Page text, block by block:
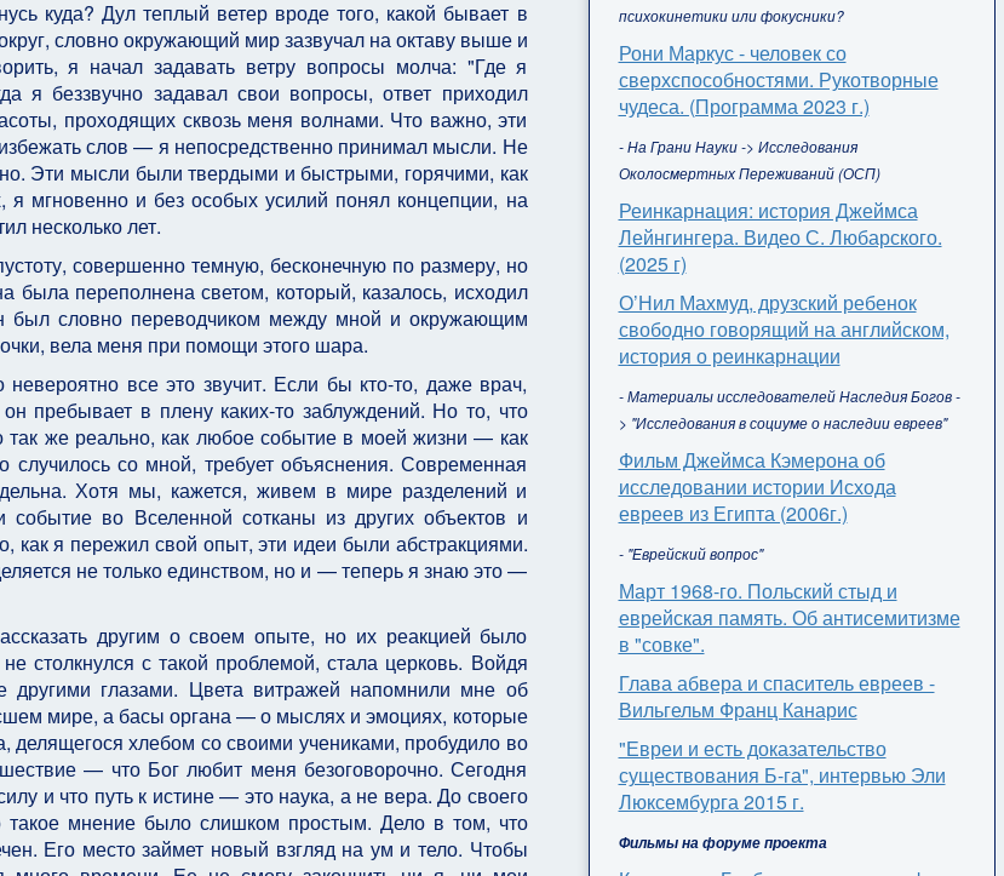
куда? Дул теплый ветер вроде того, какой бывает в
словно окружающий мир зазвучал на октаву выше и
я начал задавать ветру вопросы молча: "Где я
я беззвучно задавал свои вопросы, ответ приходил
проходящих сквозь меня волнами. Что важно, эти
слов — я непосредственно принимал мысли. Не
Эти мысли были твердыми и быстрыми, горячими, как
мгновенно и без особых усилий понял концепции, на
несколько лет.
совершенно темную, бесконечную по размеру, но
переполнена светом, который, казалось, исходил
словно переводчиком между мной и окружающим
вела меня при помощи этого шара.
все это звучит. Если бы кто-то, даже врач,
пребывает в плену каких-то заблуждений. Но то, что
же реально, как любое событие в моей жизни — как
со мной, требует объяснения. Современная
Хотя мы, кажется, живем в мире разделений и
во Вселенной сотканы из других объектов и
как я пережил свой опыт, эти идеи были абстракциями.
не только единством, но и — теперь я знаю это —
другим о своем опыте, но их реакцией было
столкнулся с такой проблемой, стала церковь. Войдя
глазами. Цвета витражей напомнили мне об
мире, а басы органа — о мыслях и эмоциях, которые
хлебом со своими учениками, пробудило во
— что Бог любит меня безоговорочно. Сегодня
и что путь к истине — это наука, а не вера. До своего
мнение было слишком простым. Дело в том, что
Его место займет новый взгляд на ум и тело. Чтобы
психокинетики или фокусники?
Рони Маркус - человек со
сверхспособностями. Рукотворные
чудеса. (Программа 2023 г.)
- На Грани Науки -> Исследования
Околосмертных Переживаний (ОСП)
Реинкарнация: история Джеймса
Лейнгингера. Видео С. Любарского.
(2025 г)
О’Нил Махмуд, друзский ребенок
свободно говорящий на английском,
история о реинкарнации
- Материалы исследователей Наследия Богов -
> "Исследования в социуме о наследии евреев"
Фильм Джеймса Кэмерона об
исследовании истории Исхода
евреев из Египта (2006г.)
- "Еврейский вопрос"
Март 1968-го. Польский стыд и
еврейская память. Об антисемитизме
в "совке".
Глава абвера и спаситель евреев -
Вильгельм Франц Канарис
"Евреи и есть доказательство
существования Б-га", интервью Эли
Люксембурга 2015 г.
Фильмы на форуме проекта